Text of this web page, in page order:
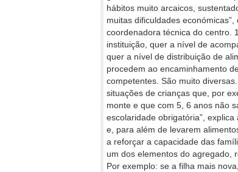
hábitos muito arcaicos,
muitas dificuldades
coordenadora técnica do centro.
instituição, quer a nível de
quer a nível de distribuição de
procedem ao encaminhamento
competentes. São muito
situações de crianças que, por
monte e que com 5, 6 anos não
escolaridade obrigatória”,
e, para além de levarem
a reforçar a capacidade das
um dos elementos do agregado,
Por exemplo: se a filha mais